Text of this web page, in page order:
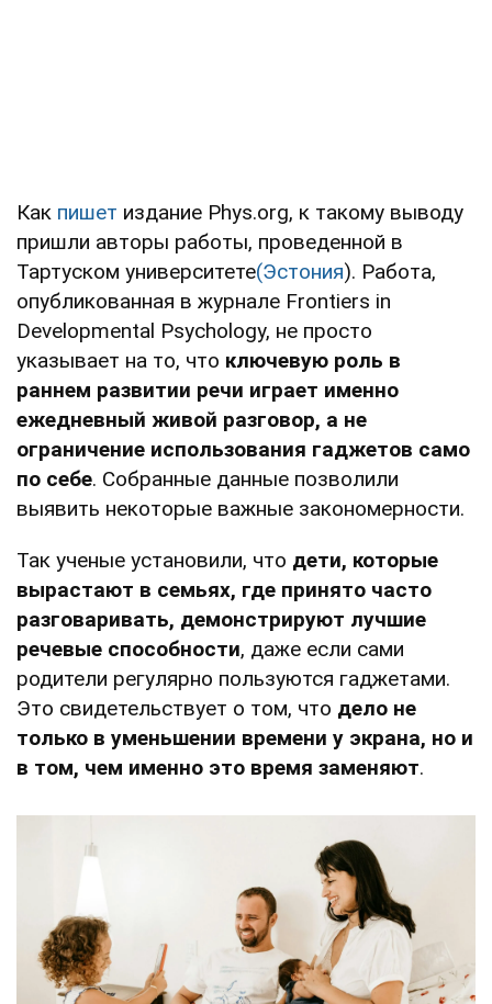
Как пишет издание Phys.org, к такому выводу
пришли авторы работы, проведенной в
Тартуском университете(Эстония). Работа,
опубликованная в журнале Frontiers in
Developmental Psychology, не просто
указывает на то, что ключевую роль в
раннем развитии речи играет именно
ежедневный живой разговор, а не
ограничение использования гаджетов само
по себе. Собранные данные позволили
выявить некоторые важные закономерности.
Так ученые установили, что дети, которые
вырастают в семьях, где принято часто
разговаривать, демонстрируют лучшие
речевые способности, даже если сами
родители регулярно пользуются гаджетами.
Это свидетельствует о том, что дело не
только в уменьшении времени у экрана, но и
в том, чем именно это время заменяют.